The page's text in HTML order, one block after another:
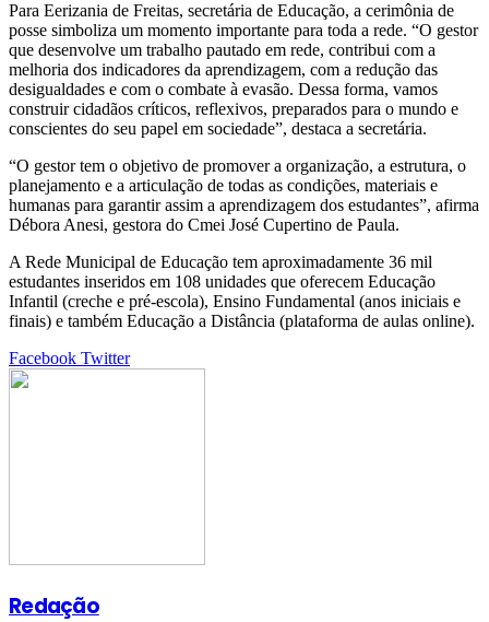
Para Eerizania de Freitas, secretária de Educação, a cerimônia de
posse simboliza um momento importante para toda a rede. “O gestor
que desenvolve um trabalho pautado em rede, contribui com a
melhoria dos indicadores da aprendizagem, com a redução das
desigualdades e com o combate à evasão. Dessa forma, vamos
construir cidadãos críticos, reflexivos, preparados para o mundo e
conscientes do seu papel em sociedade”, destaca a secretária.
“O gestor tem o objetivo de promover a organização, a estrutura, o
planejamento e a articulação de todas as condições, materiais e
humanas para garantir assim a aprendizagem dos estudantes”, afirma
Débora Anesi, gestora do Cmei José Cupertino de Paula.
A Rede Municipal de Educação tem aproximadamente 36 mil
estudantes inseridos em 108 unidades que oferecem Educação
Infantil (creche e pré-escola), Ensino Fundamental (anos iniciais e
finais) e também Educação a Distância (plataforma de aulas online).
Facebook TwitterGoogle+
LinkedIn
StumbleUpon
Tumblr
Pinterest
Reddit
VKontakte
Share
Print
Redação